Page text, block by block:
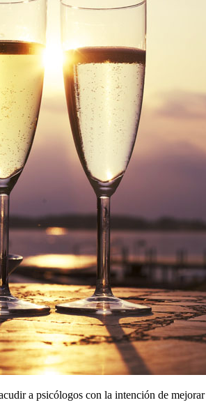
a psicólogos con la intención de